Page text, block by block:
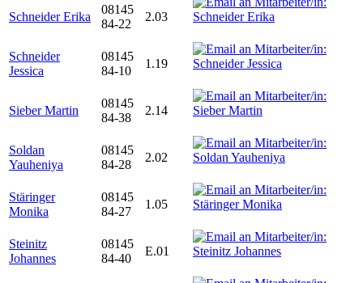
Schneider Erika
08145
84-22
2.03
Schneider
Jessica
08145
84-10
1.19
Sieber Martin
08145
84-38
2.14
Soldan
Yauheniya
08145
84-28
2.02
Stäringer
Monika
08145
84-27
1.05
Steinitz
Johannes
08145
84-40
E.01